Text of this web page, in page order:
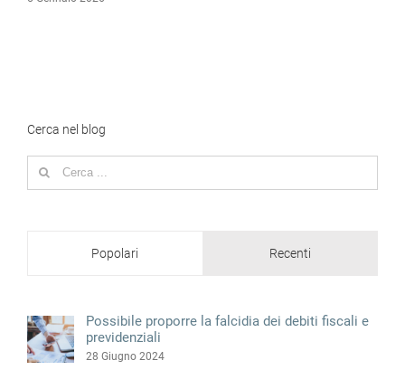
Cerca nel blog
Search
for:
Popolari Recenti
Possibile proporre la falcidia dei debiti fiscali e
previdenziali
28 Giugno 2024